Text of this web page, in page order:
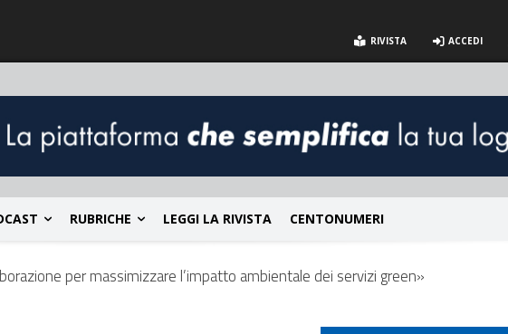
RIVISTA ACCEDI
RUBRICHE LEGGI LA RIVISTA CENTONUMERI
per massimizzare l’impatto ambientale dei servizi green»